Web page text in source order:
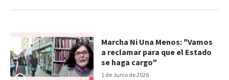
1 de Junio de 2026
Marcha Ni Una Menos: "Vamos
a reclamar para que el Estado
se haga cargo"